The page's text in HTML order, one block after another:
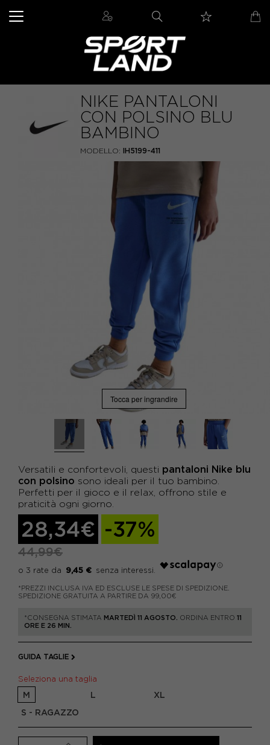
NIKE PANTALONI
CON POLSINO BLU
BAMBINO
MODELLO: IH5199-411
Tocca per ingrandire
Versatili e confortevoli, questi pantaloni Nike blu
con polsino sono ideali per il tuo bambino.
Perfetti per il gioco e il relax, offrono stile e
praticità ogni giorno.
28,34€ -37%
44,99€
9,45 €
*PREZZI INCLUSA IVA ED ESCLUSE LE SPESE DI SPEDIZIONE.
SPEDIZIONE GRATUITA A PARTIRE DA 99,00€
*CONSEGNA STIMATA MARTEDÌ 11 AGOSTO. ORDINA ENTRO 11
ORE E 26 MIN.
GUIDA TAGLIE
Seleziona una taglia
M L
XL
S - RAGAZZO